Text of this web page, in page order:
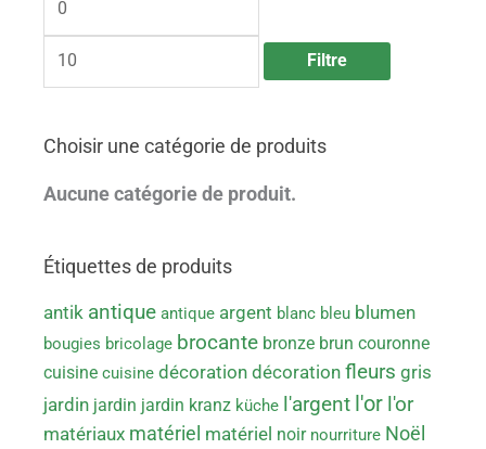
m
a
Filtre
Choisir une catégorie de produits
Aucune catégorie de produit.
Étiquettes de produits
antik antique antique argent blanc bleu blumen
bougies bricolage brocante bronze brun couronne
cuisine cuisine décoration décoration fleurs gris
jardin jardin jardin kranz küche l'argent l'or l'or
matériaux matériel matériel noir nourriture Noël